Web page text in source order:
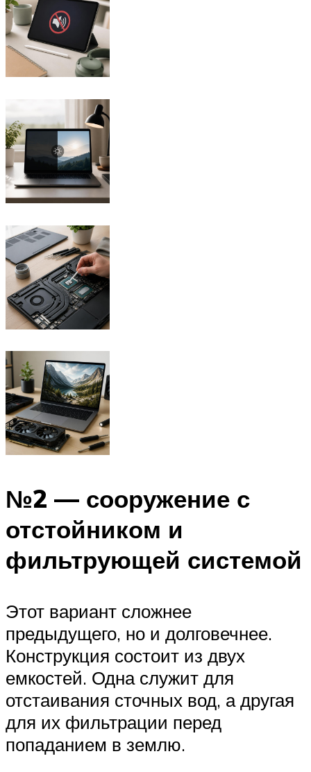
№2 — сооружение с
отстойником и
фильтрующей системой
Этот вариант сложнее
предыдущего, но и долговечнее.
Конструкция состоит из двух
емкостей. Одна служит для
отстаивания сточных вод, а другая
для их фильтрации перед
попаданием в землю.